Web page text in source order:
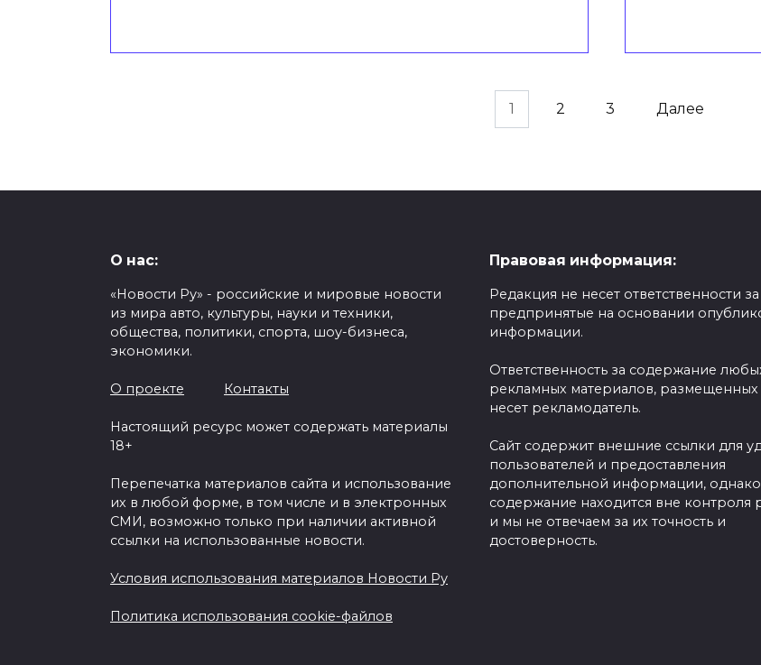
1 2 3 Далее
О нас:
«Новости Ру» - российские и мировые новости
из мира авто, культуры, науки и техники,
общества, политики, спорта, шоу-бизнеса,
экономики.
О проекте Контакты
Настоящий ресурс может содержать материалы
18+
Перепечатка материалов сайта и использование
их в любой форме, в том числе и в электронных
СМИ, возможно только при наличии активной
ссылки на использованные новости.
Условия использования материалов Новости Ру
Политика использования cookie-файлов
Правовая информация:
Редакция не несет ответственности
предпринятые на основании
информации.
Ответственность за содержание
рекламных материалов, размещенных
несет рекламодатель.
Сайт содержит внешние ссылки для
пользователей и предоставления
дополнительной информации,
содержание находится вне контроля
и мы не отвечаем за их точность и
достоверность.